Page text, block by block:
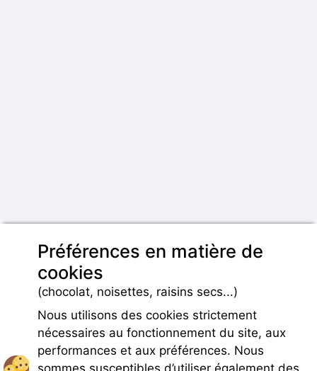
Préférences en matière de
cookies
(chocolat, noisettes, raisins secs...)
Nous utilisons des cookies strictement
nécessaires au fonctionnement du site, aux
performances et aux préférences. Nous
sommes susceptibles d’utiliser également des